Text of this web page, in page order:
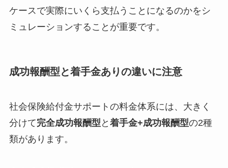
ケースで実際にいくら支払うことになるのかをシ
ミュレーションすることが重要です。
成功報酬型と着手金ありの違いに注意
社会保険給付金サポートの料金体系には、大きく
分けて完全成功報酬型 と 着手金+成功報酬型の2種
類があります。